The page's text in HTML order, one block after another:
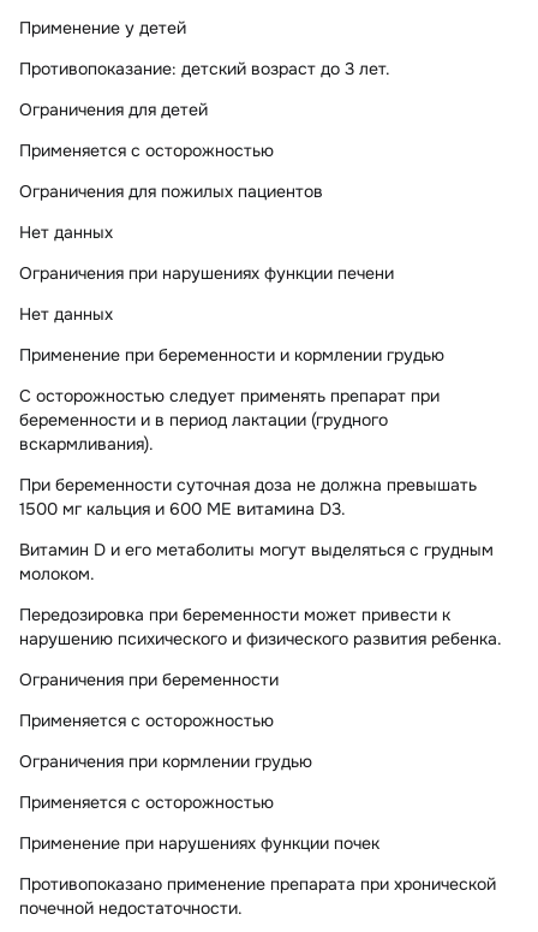
Применение у детей
Противопоказание: детский возраст до 3 лет.
Ограничения для детей
Применяется с осторожностью
Ограничения для пожилых пациентов
Нет данных
Ограничения при нарушениях функции печени
Нет данных
Применение при беременности и кормлении грудью
С осторожностью следует применять препарат при
беременности и в период лактации (грудного
вскармливания).
При беременности суточная доза не должна превышать
1500 мг кальция и 600 МЕ витамина D3.
Витамин D и его метаболиты могут выделяться с грудным
молоком.
Передозировка при беременности может привести к
нарушению психического и физического развития ребенка.
Ограничения при беременности
Применяется с осторожностью
Ограничения при кормлении грудью
Применяется с осторожностью
Применение при нарушениях функции почек
Противопоказано применение препарата при хронической
почечной недостаточности.